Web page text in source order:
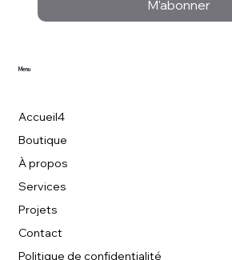
M'abonner
Menu
Accueil4
Boutique
À propos
Services
Projets
Contact
Politique de confidentialité